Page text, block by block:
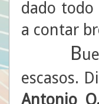
dado todo
a contar
B
escasos.
Antonio O.